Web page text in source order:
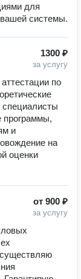
для
системы.
1300 ₽
за услугу
по
специалисты
программы,
и
на
оценки
от 900 ₽
за услугу